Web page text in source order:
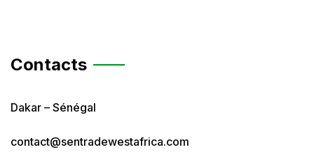
Contacts
Dakar – Sénégal
contact@sentradewestafrica.com